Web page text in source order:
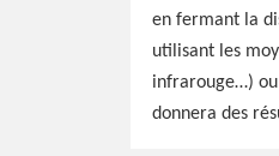
en fermant la
utilisant les
infrarouge…)
donnera des